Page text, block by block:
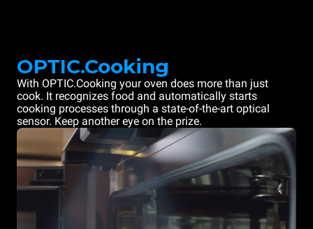
OPTIC.Cooking
With OPTIC.Cooking your oven does more than just
cook. It recognizes food and automatically starts
cooking processes through a state-of-the-art optical
sensor. Keep another eye on the prize.